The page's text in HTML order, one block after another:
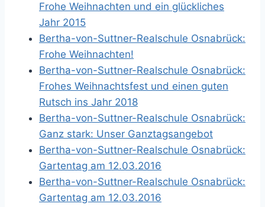
Frohe Weihnachten und ein glückliches
Jahr 2015
Bertha-von-Suttner-Realschule Osnabrück:
Frohe Weihnachten!
Bertha-von-Suttner-Realschule Osnabrück:
Frohes Weihnachtsfest und einen guten
Rutsch ins Jahr 2018
Bertha-von-Suttner-Realschule Osnabrück:
Ganz stark: Unser Ganztagsangebot
Bertha-von-Suttner-Realschule Osnabrück:
Gartentag am 12.03.2016
Bertha-von-Suttner-Realschule Osnabrück:
Gartentag am 12.03.2016